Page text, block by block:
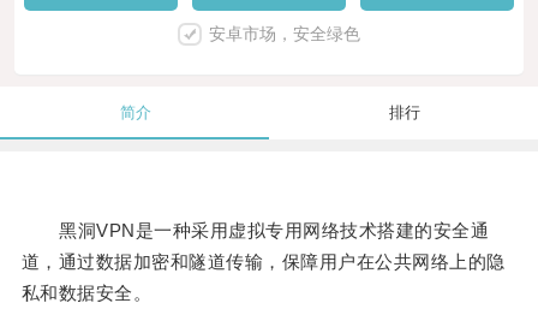
安卓市场，安全绿色
简介 排行
黑洞VPN是一种采用虚拟专用网络技术搭建的安全通
道，通过数据加密和隧道传输，保障用户在公共网络上的隐
私和数据安全。